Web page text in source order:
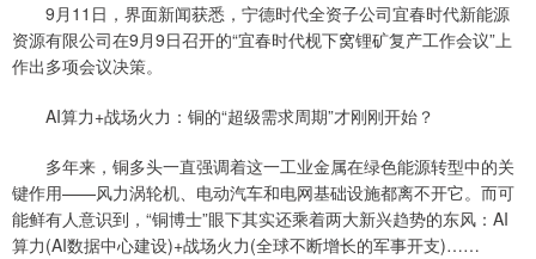
9月11日，界面新闻获悉，宁德时代全资子公司宜春时代新能源
资源有限公司在9月9日召开的“宜春时代枧下窝锂矿复产工作会议”上
作出多项会议决策。
AI算力+战场火力：铜的“超级需求周期”才刚刚开始？
多年来，铜多头一直强调着这一工业金属在绿色能源转型中的关
键作用——风力涡轮机、电动汽车和电网基础设施都离不开它。而可
能鲜有人意识到，“铜博士”眼下其实还乘着两大新兴趋势的东风：AI
算力(AI数据中心建设)+战场火力(全球不断增长的军事开支)……